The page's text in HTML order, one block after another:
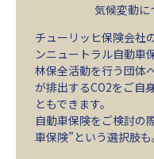
気候変動に
チューリッヒ保険会社
ンニュートラル自動車
林保全活動を行う団体
が排出するCO2をご自
ともできます。
自動車保険をご検討の
車保険”という選択肢も